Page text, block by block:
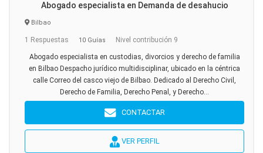
Abogado especialista en Demanda de desahucio
Bilbao
1 Respuestas 10 Guías Nivel contribución 9
Abogado especialista en custodias, divorcios y derecho de familia
en Bilbao Despacho jurídico multidisciplinar, ubicado en la céntrica
calle Correo del casco viejo de Bilbao. Dedicado al Derecho Civil,
Derecho de Familia, Derecho Penal, y Derecho...
CONTACTAR
VER PERFIL